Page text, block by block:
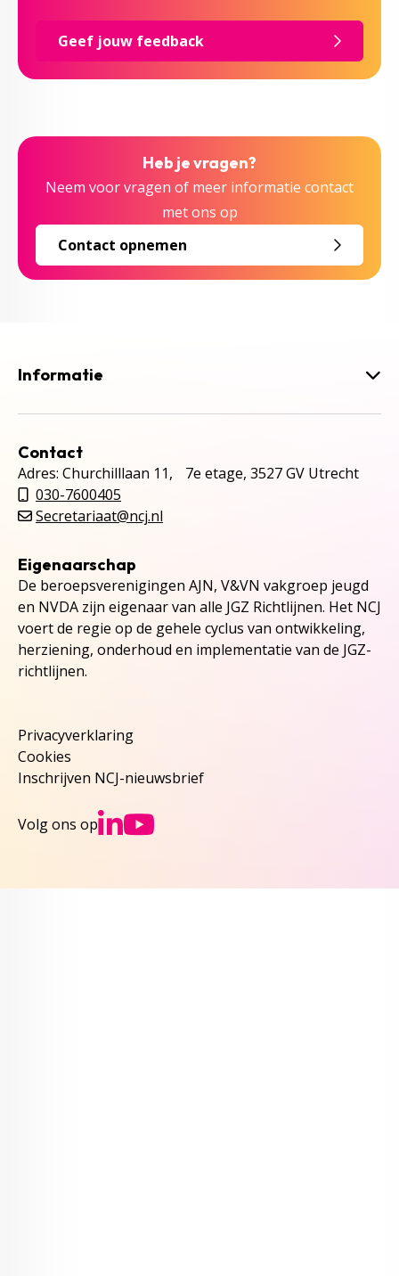
Geef jouw feedback
Heb je vragen?
Neem voor vragen of meer informatie contact
met ons op
Contact opnemen
Informatie
Contact
Adres: Churchilllaan 11, 7e etage, 3527 GV Utrecht
030-7600405
Secretariaat@ncj.nl
Eigenaarschap
De beroepsverenigingen AJN, V&VN vakgroep jeugd
en NVDA zijn eigenaar van alle JGZ Richtlijnen. Het NCJ
voert de regie op de gehele cyclus van ontwikkeling,
herziening, onderhoud en implementatie van de JGZ-
richtlijnen.
Privacyverklaring
Cookies
Inschrijven NCJ-nieuwsbrief
Volg ons op Ga naar NCJs